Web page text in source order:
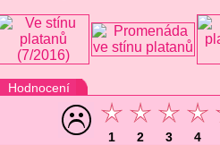
Hodnocení
1 2 3 4